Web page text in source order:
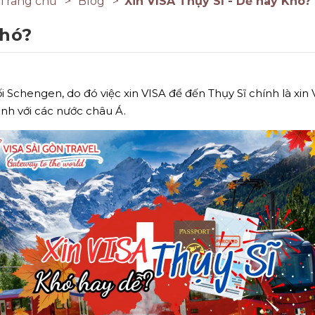
do đó việc xin VISA để đến Thụy Sĩ chính là
với các nước châu Á.